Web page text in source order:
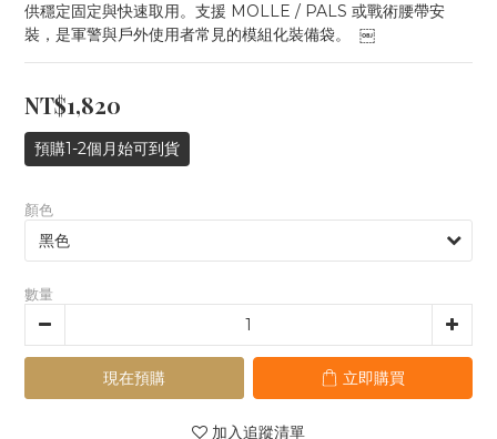
供穩定固定與快速取用。支援 MOLLE / PALS 或戰術腰帶安
裝，是軍警與戶外使用者常見的模組化裝備袋。  ￼
NT$1,820
預購1-2個月始可到貨
顏色
數量
現在預購 立即購買
加入追蹤清單